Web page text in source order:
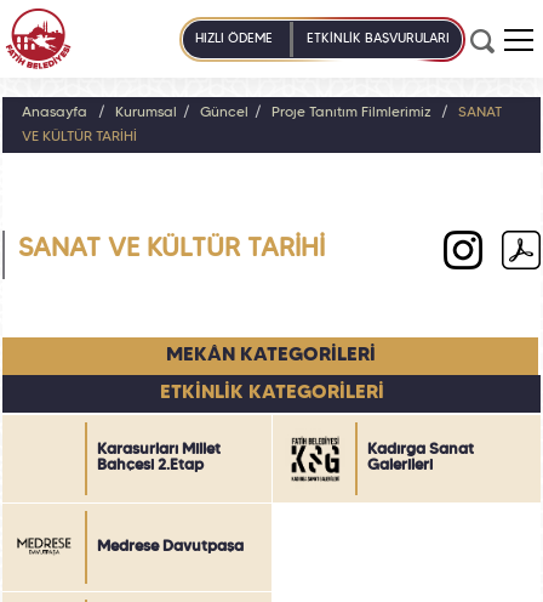
HIZLI ÖDEME ETKİNLİK BAŞVURULARI
Anasayfa Kurumsal Güncel Proje Tanıtım Filmlerimiz
SANAT
VE KÜLTÜR TARİHİ
SANAT VE KÜLTÜR TARİHİ
MEKÂN KATEGORİLERİ
ETKİNLİK KATEGORİLERİ
Karasurları Millet
Bahçesi 2.Etap
Medrese Davutpaşa
Kadırga Sanat
Galerileri